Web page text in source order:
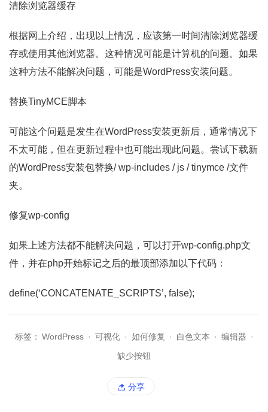
清除浏览器缓存
根据网上介绍，出现以上情况，应该第一时间清除浏览器缓
存或使用其他浏览器。这种情况可能是计算机的问题。如果
这种方法不能解决问题，可能是WordPress安装问题。
替换TinyMCE脚本
可能这个问题是发生在WordPress安装更新后，通常情况下
不太可能，但在更新过程中也可能出现此问题。尝试下载新
的WordPress安装包替换/ wp-includes / js / tinymce /文件
夹。
修复wp-config
如果上述方法都不能解决问题，可以打开wp-config.php文
件，并在php开始标记之后的最顶部添加以下代码：
define(‘CONCATENATE_SCRIPTS’, false);
标签： WordPress · 可视化 · 如何修复 · 白色文本 · 编辑器 ·
缺少按钮
分享